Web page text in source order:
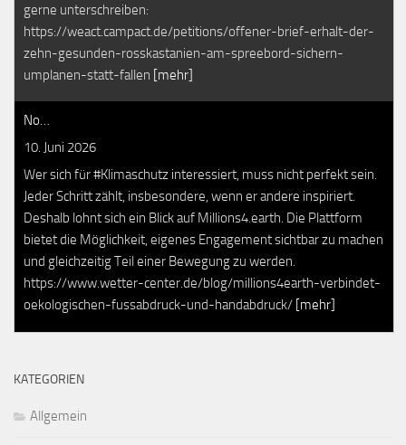
gerne unterschreiben:
https://weact.campact.de/petitions/offener-brief-erhalt-der-
zehn-gesunden-rosskastanien-am-spreebord-sichern-
umplanen-statt-fallen [mehr]
No…
10. Juni 2026
Wer sich für #Klimaschutz interessiert, muss nicht perfekt sein.
Jeder Schritt zählt, insbesondere, wenn er andere inspiriert.
Deshalb lohnt sich ein Blick auf Millions4.earth. Die Plattform
bietet die Möglichkeit, eigenes Engagement sichtbar zu machen
und gleichzeitig Teil einer Bewegung zu werden.
https://www.wetter-center.de/blog/millions4earth-verbindet-
oekologischen-fussabdruck-und-handabdruck/ [mehr]
KATEGORIEN
Allgemein